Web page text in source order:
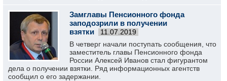
Замглавы Пенсионного фонда
заподозрили в получении
взятки
11.07.2019
В четверг начали поступать сообщения, что
заместитель главы Пенсионного фонда
России Алексей Иванов стал фигурантом
дела о получении взятки. Ряд информационных агентств
сообщил о его задержании.